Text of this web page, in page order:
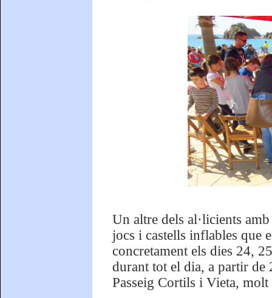
Un altre dels al·licients
jocs i castells inflables que
concretament els dies 24,
durant tot el dia, a partir de
Passeig Cortils i Vieta, molt